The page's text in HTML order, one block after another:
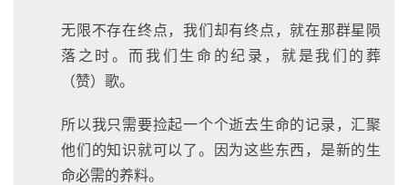
无限不存在终点，我们却有终点，就在那群星陨
落之时。而我们生命的纪录，就是我们的葬
（赞）歌。
所以我只需要捡起一个个逝去生命的记录，汇聚
他们的知识就可以了。因为这些东西，是新的生
命必需的养料。